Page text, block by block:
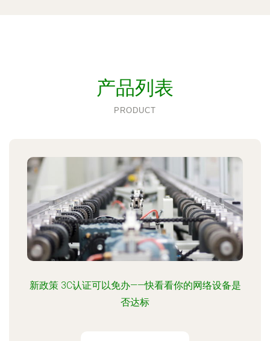
产品列表
PRODUCT
新政策 3C认证可以免办——快看看你的网络设备是
否达标